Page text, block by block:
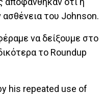
ασθένεια του Johnson.
να δείξουμε στο
το Roundup